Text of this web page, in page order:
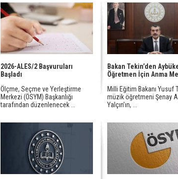
2026-ALES/2 Başvuruları
Başladı
Ölçme, Seçme ve Yerleştirme
Merkezi (ÖSYM) Başkanlığı
tarafından düzenlenecek ...
Bakan Tekin’den
Öğretmen İçin Anma
Milli Eğitim Bakanı Yusuf
müzik öğretmeni Şenay
Yalçın’ın, ...